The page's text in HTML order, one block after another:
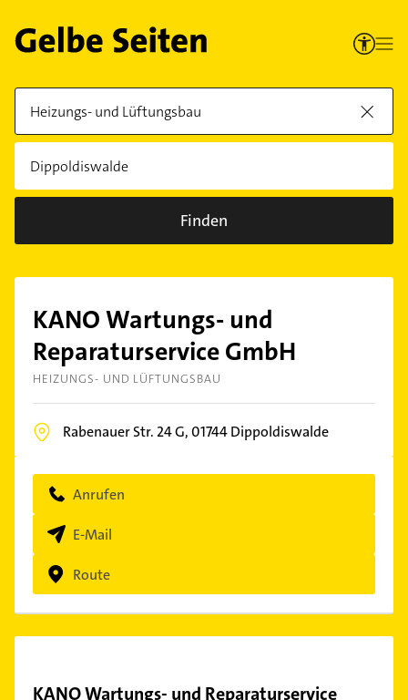
Finden
KANO Wartungs- und
Reparaturservice GmbH
HEIZUNGS- UND LÜFTUNGSBAU
Rabenauer Str. 24 G,01744Dippoldiswalde
Anrufen
E-Mail
Route
KANO Wartungs- und Reparaturservice